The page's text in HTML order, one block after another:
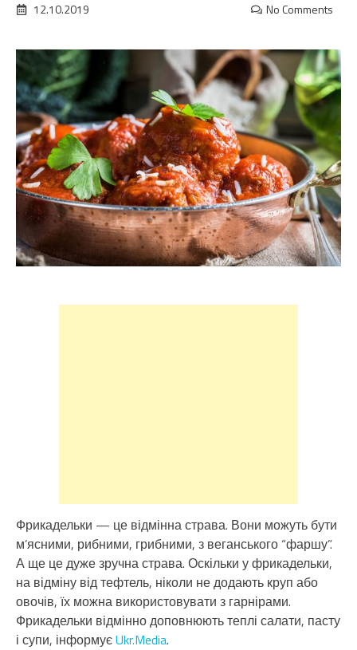
12.10.2019
No Comments
Фрикадельки — це відмінна страва. Вони можуть бути
м’ясними, рибними, грибними, з веганського “фаршу”.
А ще це дуже зручна страва. Оскільки у фрикадельки,
на відміну від тефтель, ніколи не додають круп або
овочів, їх можна використовувати з гарнірами.
Фрикадельки відмінно доповнюють теплі салати, пасту
і супи, інформуєUkr.Media.